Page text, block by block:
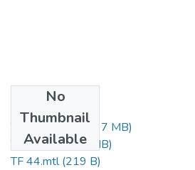
No
Thumbnail
Available
TF 44_1.jpg(15.97 MB)
TF 44.obj(9.42 MB)
TF 44.mtl(219 B)